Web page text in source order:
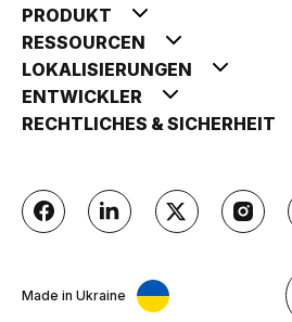
PRODUKT
RESSOURCEN
LOKALISIERUNGEN
ENTWICKLER
RECHTLICHES & SICHERHEIT
Made in Ukraine